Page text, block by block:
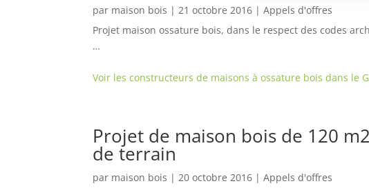
par maison bois |21 octobre 2016 |Appels d'offres
Projet maison ossature bois, dans le respect des codes
…
Voir les constructeurs de maisons à ossature bois dans le
Projet de maison bois de 120
de terrain
par maison bois |20 octobre 2016 |Appels d'offres